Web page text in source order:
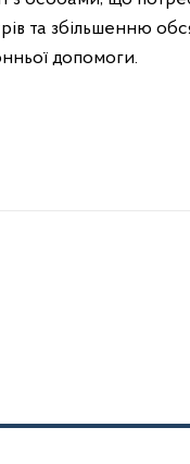
та збільшенню
допомоги.